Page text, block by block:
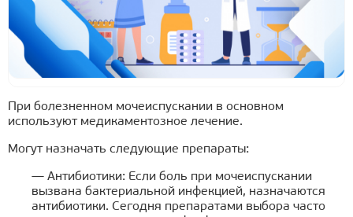
При болезненном мочеиспускании в основном
используют медикаментозное лечение.
Могут назначать следующие препараты:
— Антибиотики: Если боль при мочеиспускании
вызвана бактериальной инфекцией, назначаются
антибиотики. Сегодня препаратами выбора часто